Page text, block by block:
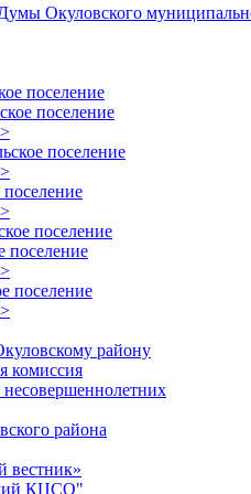
Окуловского
поселение
поселение
поселение
поселение
поселение
поселение
поселение
району
комиссия
района
вестник»
КЦСО"